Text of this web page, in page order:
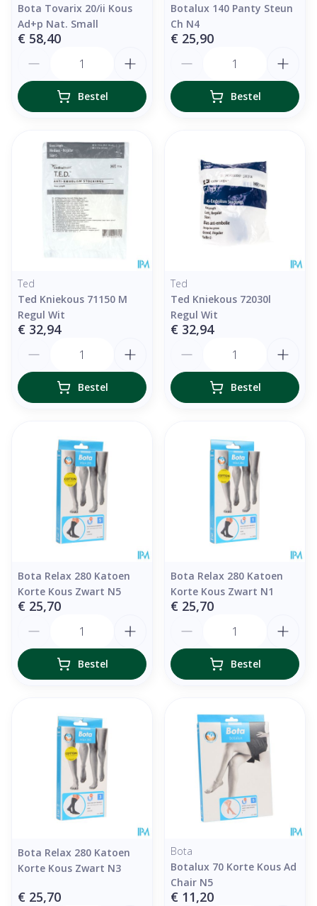
Bota Tovarix 20/ii Kous
Ad+p Nat. Small
€ 58,40
Bestel
Botalux 140 Panty Steun
Ch N4
€ 25,90
Bestel
Ted
Ted Kniekous 71150 M
Regul Wit
€ 32,94
Bestel
Ted
Ted Kniekous 72030l
Regul Wit
€ 32,94
Bestel
Bota Relax 280 Katoen
Korte Kous Zwart N5
€ 25,70
Bestel
Bota Relax 280 Katoen
Korte Kous Zwart N1
€ 25,70
Bestel
Bota Relax 280 Katoen
Korte Kous Zwart N3
€ 25,70
Bota
Botalux 70 Korte Kous Ad
Chair N5
€ 11,20